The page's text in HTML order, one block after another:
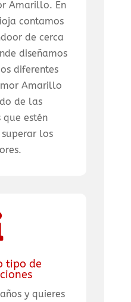
Amarillo. En
contamos
de cerca
diseñamos
diferentes
Amarillo
de las
estén
los
tipo de
y quieres